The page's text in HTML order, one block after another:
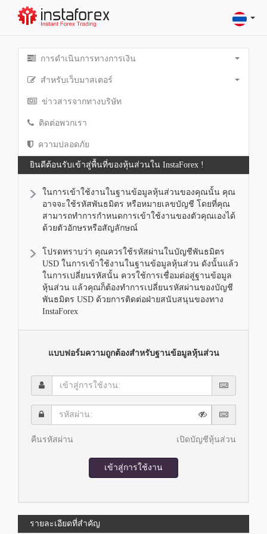
การดำเนินการทางการเงิน
สำหรับเว็บมาสเตอร์
ข่าวสารจากทางบริษัท
ติดต่อพวกเรา
ความปลอดภัย
ยินดีต้อนรับเข้าสู่พื้นที่ของหุ้นส่วนใน InstaForex !
ในการเข้าใช้งานในฐานข้อมูลหุ้นส่วนของคุณนั้น คุณ
อาจจะใช้รหัสพันธมิตร หรือหมายเลขบัญชี โดยที่คุณ
สามารถทำการกำหนดการเข้าใช้งานของตัวคุณเองได้
ด้วยตัวอักษรหรือสัญลักษณ์
โปรดทราบว่า คุณควรใช้รหัสผ่านในบัญชีพันธมิตร
USD ในการเข้าใช้งานในฐานข้อมูลหุ้นส่วน ดังนั้นแล้ว
ในการเปลี่ยนรหัสนั้น ควรใช้การเชื่อมต่อสู่ฐานข้อมูล
หุ้นส่วน แล้วคุณก็ต้องทำการเปลี่ยนรหัสผ่านของบัญชี
พันธมิตร USD ด้วยการติดต่อฝ่ายสนับสนุนของทาง
InstaForex
แบบฟอร์มความถูกต้องสำหรับฐานข้อมูลหุ้นส่วน
เข้า
สู่
การ
ใช้
รหัส
ผ่าน:
คืนรหัสผ่าน
เปิดบัญชีหุ้นส่วน
เข้าสู่การใช้งาน
รายละเอียดที่สำคัญ